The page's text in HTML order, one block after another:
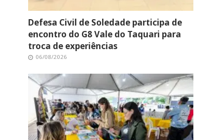
Defesa Civil de Soledade participa de
encontro do G8 Vale do Taquari para
troca de experiências
06/08/2026